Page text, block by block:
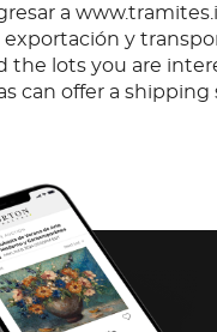
a
y
the lots you are
can offer a shipping